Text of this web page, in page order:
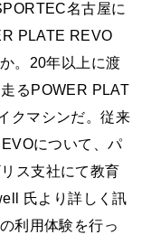
名古屋に
PLATE REVO
。20年以上に渡
るPOWER PLAT
クマシンだ。従来
について、パ
ス支社にて教育
氏より詳しく訊
利用体験を行っ